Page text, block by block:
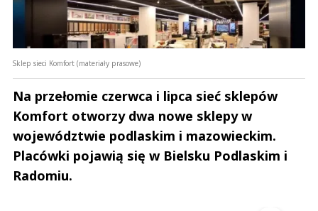
Sklep sieci Komfort (materiały prasowe)
Na przełomie czerwca i lipca sieć sklepów
Komfort otworzy dwa nowe sklepy w
województwie podlaskim i mazowieckim.
Placówki pojawią się w Bielsku Podlaskim i
Radomiu.